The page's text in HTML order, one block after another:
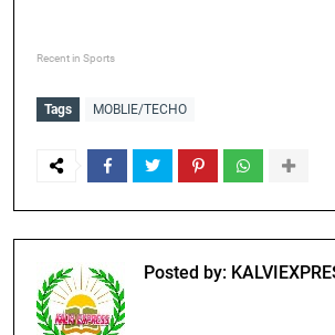
Recent in Sports
Tags MOBLIE/TECHO
Posted by: